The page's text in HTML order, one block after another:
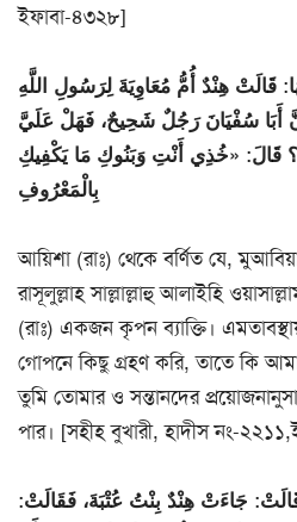
ইফাবা-৪৩২৮]
قَالَتْ هِنْدٌ أُمُّ مُعَاوِيَةَ لِرَسُولِ اللَّهِ
أَبَا سُفْيَانَ رَجُلٌ شَحِيحٌ، فَهَلْ عَلَيَّ
قَالَ: «خُذِي أَنْتِ وَبَنُوكِ مَا يَكْفِيكِ
بِالْمَعْرُوفِ
আয়িশা (রাঃ) থেকে বর্ণিত যে,
রাসূলুল্লাহ সাল্লাল্লাহু আলাইহি
(রাঃ) একজন কৃপন ব্যাক্তি।
গোপনে কিছু গ্রহণ করি, তাতে কি
তুমি তোমার ও সন্তানদের
পার। [সহীহ বুখারী, হাদীস নং-
جَاءَتْ هِنْدٌ بِنْتُ عُتْبَةَ، فَقَالَتْ: